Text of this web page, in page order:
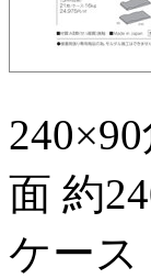
面 約
ケース